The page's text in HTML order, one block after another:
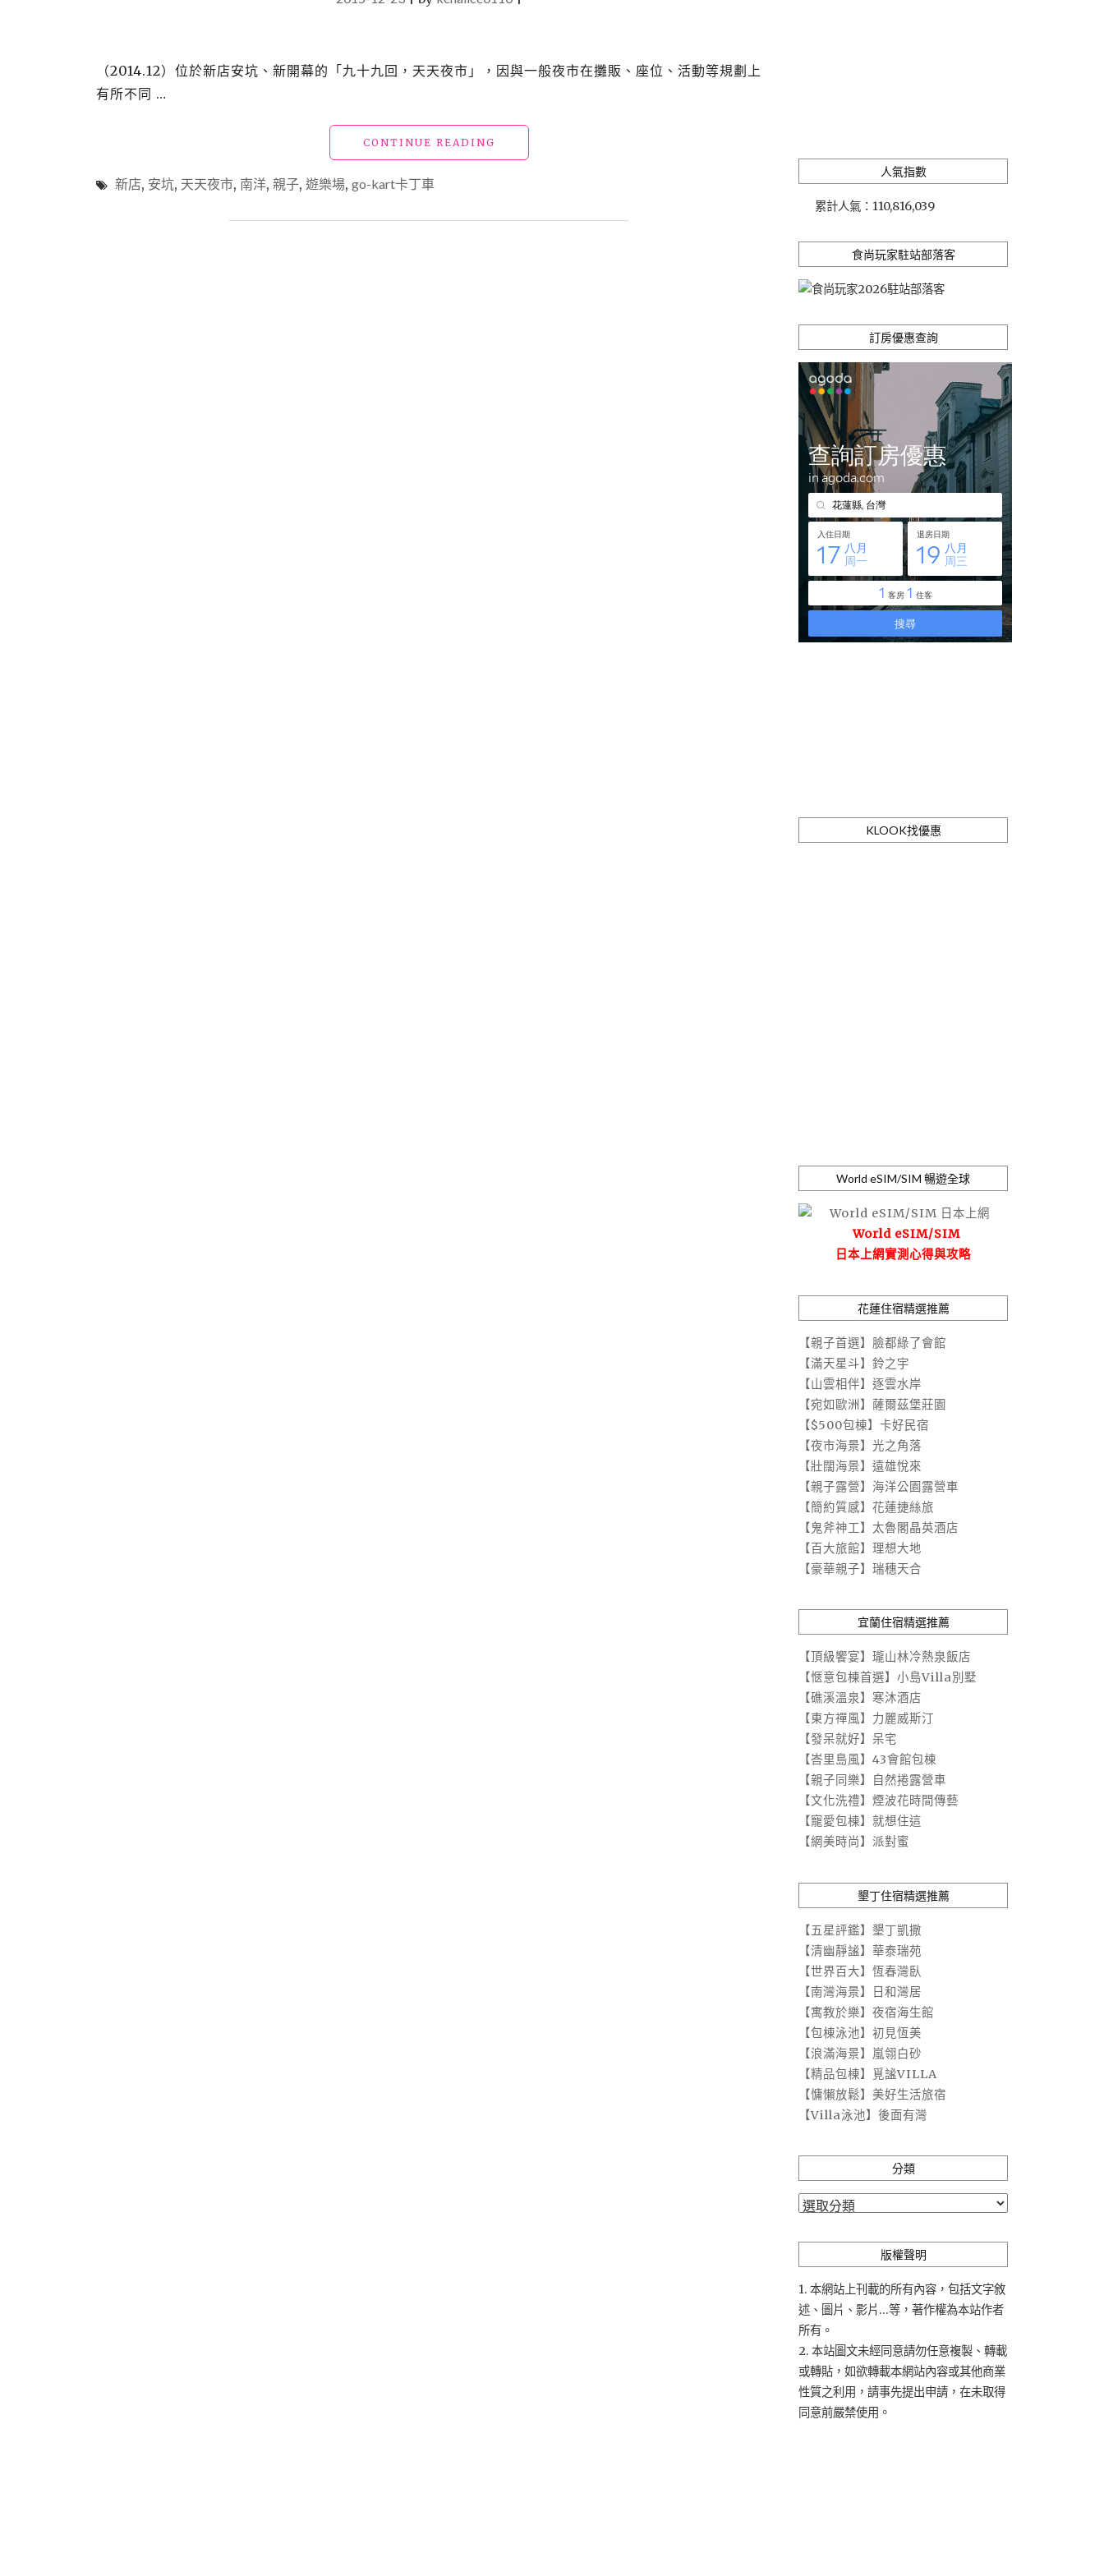
（2014.12）位於新店安坑、新開幕的「九十九回，天天夜市」，因與一般夜市在攤販、座位、活動等規劃上
有所不同 …
CONTINUE READING
店
新店, 安坑, 天天夜市, 南洋, 親子, 遊樂場, go-kart卡丁車
人氣指數
累計人氣： 110,816,039
食尚玩家駐站部落客
訂房優惠查詢
KLOOK找優惠
World eSIM/SIM 暢遊全球
World eSIM/SIM
日本上網實測心得與攻略
花蓮住宿精選推薦
【親子首選】臉都綠了會館
【滿天星斗】鈴之宇
【山雲相伴】逐雲水岸
【宛如歐洲】薩爾茲堡莊園
【$500包棟】卡好民宿
【夜市海景】光之角落
【壯闊海景】遠雄悅來
【親子露營】海洋公園露營車
【簡約質感】花蓮捷絲旅
【鬼斧神工】太魯閣晶英酒店
【百大旅館】理想大地
【豪華親子】瑞穗天合
宜蘭住宿精選推薦
【頂級饗宴】瓏山林冷熱泉飯店
【愜意包棟首選】小島Villa別墅
【礁溪溫泉】寒沐酒店
【東方禪風】力麗威斯汀
【發呆就好】呆宅
【峇里島風】43會館包棟
【親子同樂】自然捲露營車
【文化洗禮】煙波花時間傳藝
【寵愛包棟】就想住這
【網美時尚】派對蜜
墾丁住宿精選推薦
【五星評鑑】墾丁凱撒
【清幽靜謐】華泰瑞苑
【世界百大】恆春灣臥
【南灣海景】日和灣居
【寓教於樂】夜宿海生館
【包棟泳池】初見恆美
【浪滿海景】嵐翎白砂
【精品包棟】覓謐VILLA
【慵懶放鬆】美好生活旅宿
【Villa泳池】後面有灣
分類
分
版權聲明
1. 本網站上刊載的所有內容，包括文字敘
述、圖片、影片...等，著作權為本站作者
所有。
2. 本站圖文未經同意請勿任意複製、轉載
或轉貼，如欲轉載本網站內容或其他商業
性質之利用，請事先提出申請，在未取得
同意前嚴禁使用。